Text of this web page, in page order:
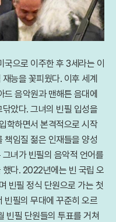
으로 이주한 후 3세라는 이
능을 꽃피웠다. 이후 세계
음악원과 맨해튼 음대에
았다. 그녀의 빈필 입성을
학하면서 본격적으로 시작
책임질 젊은 인재들을 양성
녀가 빈필의 음악적 언어를
했다. 2022년에는 빈 국립 오
빈필 정식 단원으로 가는 첫
빈필의 무대에 꾸준히 오르
빈필 단원들의 투표를 거쳐